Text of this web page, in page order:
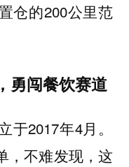
仓的200公里范
勇闯餐饮赛道
2017年4月。
，不难发现，这